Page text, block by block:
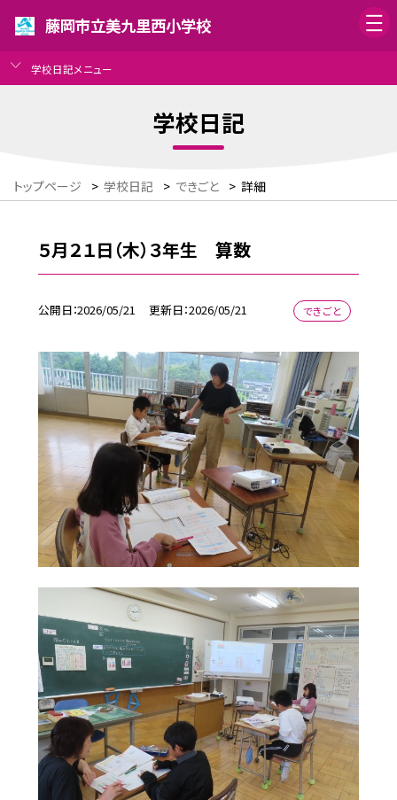
藤岡市立美九里西小学校
学校日記メニュー
学校日記
トップページ > 学校日記 > できごと > 詳細
５月２１日（木）３年生 算数
公開日 2026/05/21 更新日 2026/05/21 できごと